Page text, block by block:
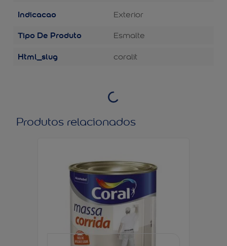
Indicacao Exterior
Tipo De Produto Esmalte
Html_slug coralit
Produtos relacionados